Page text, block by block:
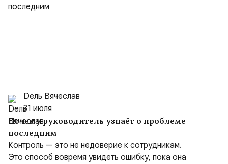
Dель Вячеслав
31 июля
Почему руководитель узнаёт о проблеме
последним
Контроль — это не недоверие к сотрудникам.
Это способ вовремя увидеть ошибку, пока она